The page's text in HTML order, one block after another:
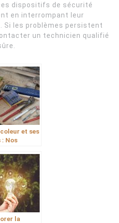
dispositifs de sécurité
en interrompant leur
Si les problèmes persistent
un technicien qualifié
et ses
Nos
la